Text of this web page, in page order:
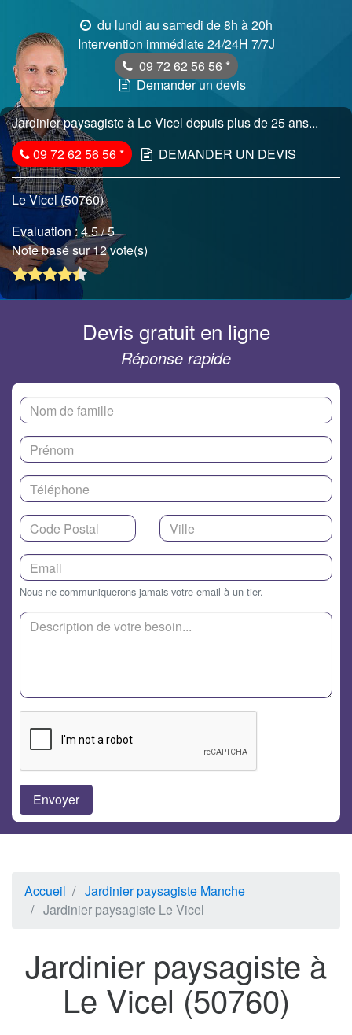
du lundi au samedi de 8h à 20h
Intervention immédiate 24/24H 7/7J
09 72 62 56 56 *
Demander un devis
Jardinier paysagiste à Le Vicel depuis plus de 25 ans...
09 72 62 56 56* DEMANDER UN DEVIS
Le Vicel (50760)
Evaluation :4.5/ 5
Note basé sur 12 vote(s)
Devis gratuit en ligne
Réponse rapide
Nous ne communiquerons jamais votre email à un tier.
Accueil
Jardinier paysagiste Manche
Jardinier paysagiste Le Vicel
Jardinier paysagiste à
Le Vicel (50760)